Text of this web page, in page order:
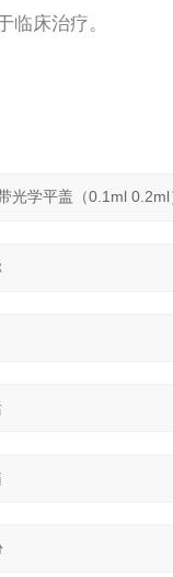
临床治疗。